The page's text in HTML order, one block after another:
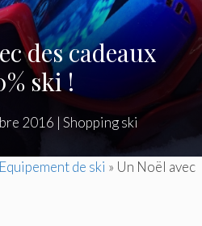
des cadeaux
ski !
2016 | Shopping ski
de ski » Un Noël avec